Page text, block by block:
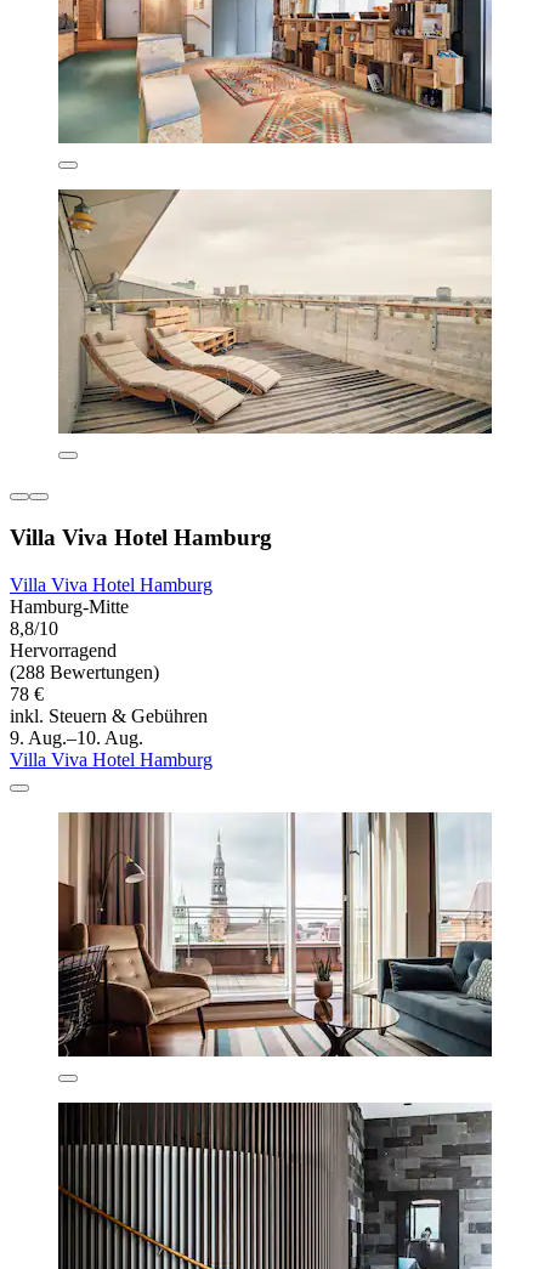
Villa Viva Hotel Hamburg
Villa Viva Hotel Hamburg
Hamburg-Mitte
8,8/10
Hervorragend
(288 Bewertungen)
78 €
inkl. Steuern & Gebühren
9. Aug.–10. Aug.
Villa Viva Hotel Hamburg